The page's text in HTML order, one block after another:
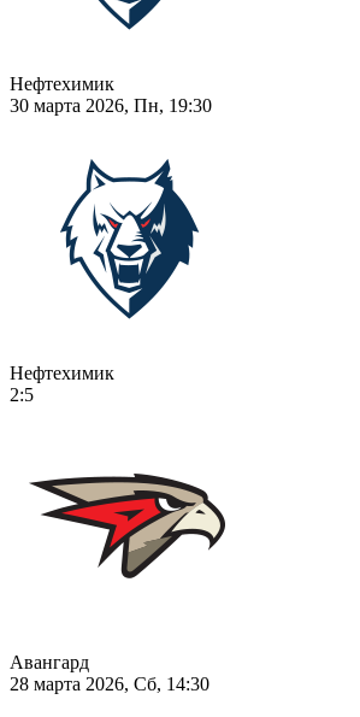
Нефтехимик
30 марта 2026, Пн, 19:30
Нефтехимик
2:5
Авангард
28 марта 2026, Сб, 14:30